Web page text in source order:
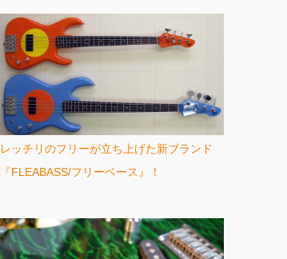
レッチリのフリーが立ち上げた新ブランド
『FLEABASS/フリーベース』！